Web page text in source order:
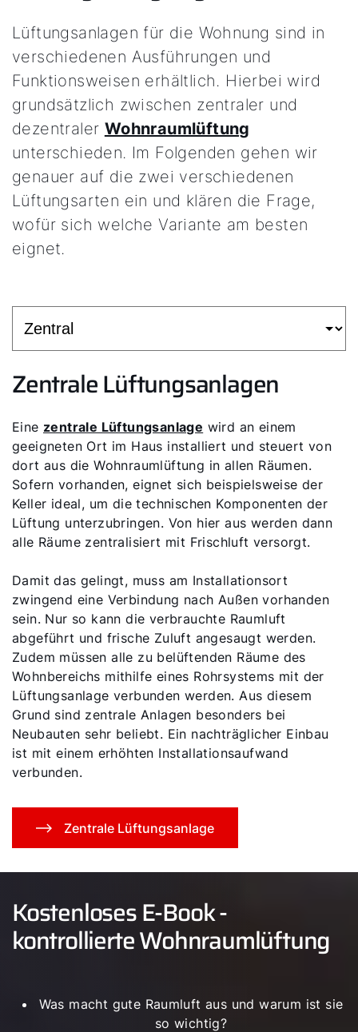
Lüftungsanlagen für die Wohnung sind in
verschiedenen Ausführungen und
Funktionsweisen erhältlich. Hierbei wird
grundsätzlich zwischen zentraler und
dezentraler Wohnraumlüftung
unterschieden. Im Folgenden gehen wir
genauer auf die zwei verschiedenen
Lüftungsarten ein und klären die Frage,
wofür sich welche Variante am besten
eignet.
Zentrale Lüftungsanlagen
Eine zentrale Lüftungsanlage wird an einem
geeigneten Ort im Haus installiert und steuert von
dort aus die Wohnraumlüftung in allen Räumen.
Sofern vorhanden, eignet sich beispielsweise der
Keller ideal, um die technischen Komponenten der
Lüftung unterzubringen. Von hier aus werden dann
alle Räume zentralisiert mit Frischluft versorgt.
Damit das gelingt, muss am Installationsort
zwingend eine Verbindung nach Außen vorhanden
sein. Nur so kann die verbrauchte Raumluft
abgeführt und frische Zuluft angesaugt werden.
Zudem müssen alle zu belüftenden Räume des
Wohnbereichs mithilfe eines Rohrsystems mit der
Lüftungsanlage verbunden werden. Aus diesem
Grund sind zentrale Anlagen besonders bei
Neubauten sehr beliebt. Ein nachträglicher Einbau
ist mit einem erhöhten Installationsaufwand
verbunden.
Zentrale Lüftungsanlage
Kostenloses E-Book -
kontrollierte Wohnraumlüftung
Was macht gute Raumluft aus und warum ist sie
so wichtig?
5 Jahre Garantie
Karriere
Privatkunden-Downloads